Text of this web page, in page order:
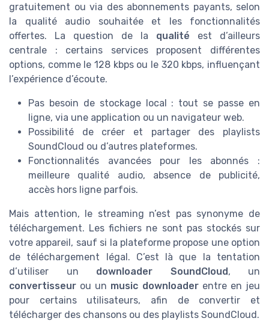
gratuitement ou via des abonnements payants, selon
la qualité audio souhaitée et les fonctionnalités
offertes. La question de la qualité est d’ailleurs
centrale : certains services proposent différentes
options, comme le 128 kbps ou le 320 kbps, influençant
l’expérience d’écoute.
Pas besoin de stockage local : tout se passe en
ligne, via une application ou un navigateur web.
Possibilité de créer et partager des playlists
SoundCloud ou d’autres plateformes.
Fonctionnalités avancées pour les abonnés :
meilleure qualité audio, absence de publicité,
accès hors ligne parfois.
Mais attention, le streaming n’est pas synonyme de
téléchargement. Les fichiers ne sont pas stockés sur
votre appareil, sauf si la plateforme propose une option
de téléchargement légal. C’est là que la tentation
d’utiliser un downloader SoundCloud, un
convertisseur ou un music downloaderentre en jeu
pour certains utilisateurs, afin de convertir et
télécharger des chansons ou des playlists SoundCloud.